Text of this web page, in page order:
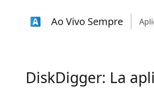
Ao Vivo Sempre
DiskDigger: La